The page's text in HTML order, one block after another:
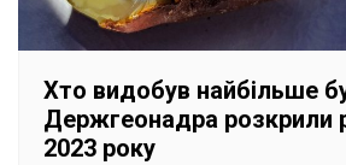
Хто видобув найбільше
Держгеонадра розкрили
2023 року